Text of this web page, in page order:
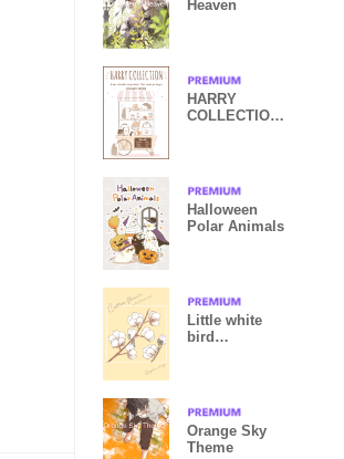
Heaven
HARRY
COLLECTION
Halloween
Polar Animals
Little white
bird
Orange Sky
Theme